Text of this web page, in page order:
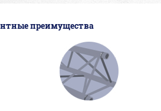
преимущества